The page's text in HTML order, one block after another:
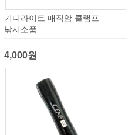
기디라이트 매직암 클램프
낚시소품
4,000원